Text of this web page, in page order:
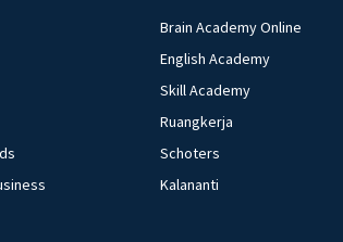
Brain Academy Online
English Academy
Skill Academy
Ruangkerja
Schoters
Kalananti